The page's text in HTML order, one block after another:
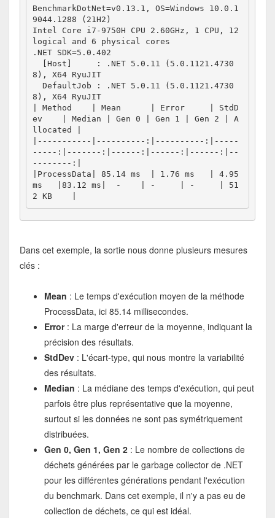
BenchmarkDotNet=v0.13.1, OS=Windows 10.0.1
9044.1288 (21H2)
Intel Core i7-9750H CPU 2.60GHz, 1 CPU, 12
logical and 6 physical cores
.NET SDK=5.0.402
[Host]     : .NET 5.0.11 (5.0.1121.4730
8), X64 RyuJIT
DefaultJob : .NET 5.0.11 (5.0.1121.4730
8), X64 RyuJIT
| Method    | Mean      | Error     | StdD
ev    | Median | Gen 0 | Gen 1 | Gen 2 | A
llocated |
|-----------|----------:|----------:|-----
-----:|-------:|------:|------:|------:|--
--------:|
|ProcessData| 85.14 ms  | 1.76 ms   | 4.95
ms   |83.12 ms|  -    | -     | -     | 51
2 KB    |
Dans cet exemple, la sortie nous donne plusieurs mesures
clés :
Mean : Le temps d'exécution moyen de la méthode
ProcessData, ici 85.14 millisecondes.
Error : La marge d'erreur de la moyenne, indiquant la
précision des résultats.
StdDev : L'écart-type, qui nous montre la variabilité
des résultats.
Median : La médiane des temps d'exécution, qui peut
parfois être plus représentative que la moyenne,
surtout si les données ne sont pas symétriquement
distribuées.
Gen 0, Gen 1, Gen 2 : Le nombre de collections de
déchets générées par le garbage collector de .NET
pour les différentes générations pendant l'exécution
du benchmark. Dans cet exemple, il n'y a pas eu de
collection de déchets, ce qui est idéal.